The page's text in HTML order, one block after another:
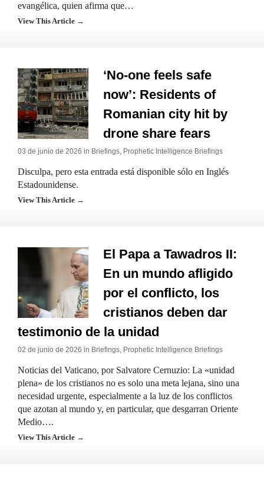
evangélica, quien afirma que…
View This Article →
‘No-one feels safe
now’: Residents of
Romanian city hit by
drone share fears
03 de junio de 2026 in Briefings, Prophetic Intelligence Briefings
Disculpa, pero esta entrada está disponible sólo en Inglés
Estadounidense.
View This Article →
El Papa a Tawadros II:
En un mundo afligido
por el conflicto, los
cristianos deben dar
testimonio de la unidad
02 de junio de 2026 in Briefings, Prophetic Intelligence Briefings
Noticias del Vaticano, por Salvatore Cernuzio: La «unidad
plena» de los cristianos no es solo una meta lejana, sino una
necesidad urgente, especialmente a la luz de los conflictos
que azotan al mundo y, en particular, que desgarran Oriente
Medio….
View This Article →